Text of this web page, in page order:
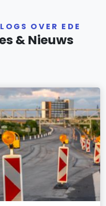
OVER EDE
& Nieuws